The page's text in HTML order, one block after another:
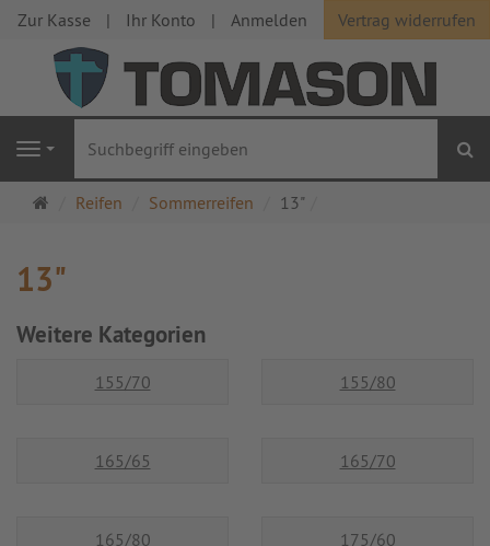
Vertrag widerrufen
Zur Kasse Ihr Konto Anmelden
Navigation
Startseite
Reifen Sommerreifen 13"
13"
Weitere Kategorien
155/70 155/80
165/65 165/70
165/80 175/60